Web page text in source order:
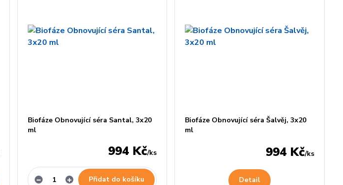
Biofáze Obnovující séra Santal, 3x20
ml
994 Kč/ks
Přidat do košíku
Biofáze Obnovující séra Šalvěj, 3x20
ml
994 Kč/ks
Detail